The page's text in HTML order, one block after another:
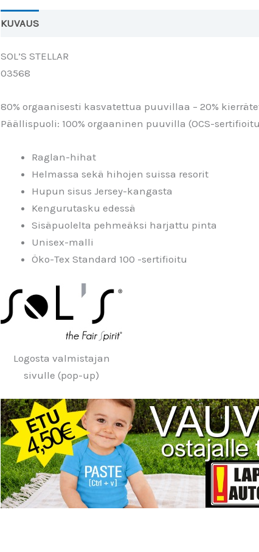
KUVAUS
SOL’S STELLAR
03568
80% orgaanisesti kasvatettua puuvillaa – 20%
Päällispuoli: 100% orgaaninen puuvilla (OCS-
Raglan-hihat
Helmassa sekä hihojen suissa resorit
Hupun sisus Jersey-kangasta
Kengurutasku edessä
Sisäpuolelta pehmeäksi harjattu pinta
Unisex-malli
Öko-Tex Standard 100 -sertifioitu
Logosta valmistajan
sivulle (pop-up)